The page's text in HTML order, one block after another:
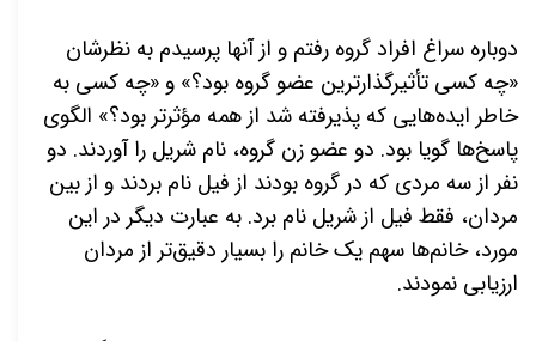
دوباره سراغ افراد گروه رفتم و از آن­ها پرسیدم به نظرشان
«چه کسی تأثیرگذارترین عضو گروه بود؟» و «چه کسی به
خاطر ایده­‌هایی که پذیرفته شد از همه مؤثرتر بود؟» الگوی
پاسخ­‌ها گویا بود. دو عضو زن گروه، نام شریل را آوردند. دو
نفر از سه مردی که در گروه بودند از فیل نام بردند و از بین
مردان، فقط فیل از شریل نام برد. به عبارت دیگر در این
مورد، خانم‌­ها سهم یک خانم را بسیار دقیق‌­تر از مردان
ارزیابی نمودند.